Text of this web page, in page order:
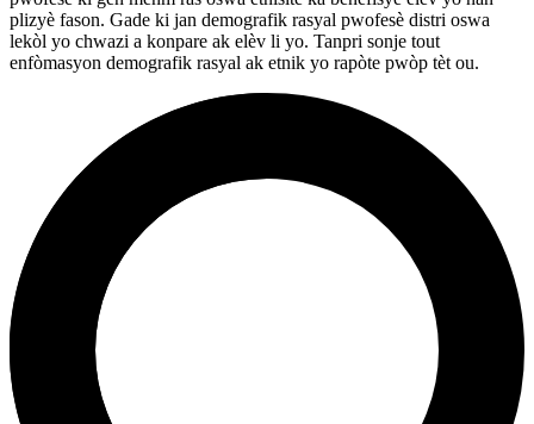
plizyè fason. Gade ki jan demografik rasyal pwofesè distri oswa
lekòl yo chwazi a konpare ak elèv li yo. Tanpri sonje tout
enfòmasyon demografik rasyal ak etnik yo rapòte pwòp tèt ou.